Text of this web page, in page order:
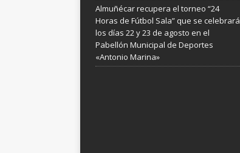
Almuñécar recupera el torneo “24
Horas de Fútbol Sala” que se celebrará
los días 22 y 23 de agosto en el
Pabellón Municipal de Deportes
«Antonio Marina»